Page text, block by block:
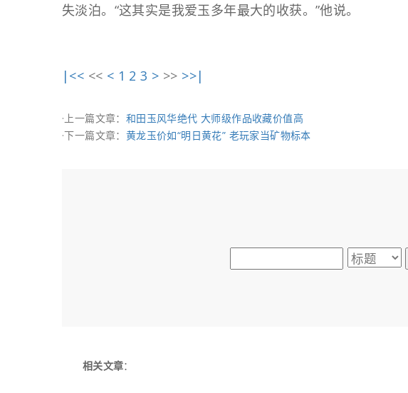
失淡泊。“这其实是我爱玉多年最大的收获。”他说。
|<< << < 1 2 3 > >> >>|
·上一篇文章： 和田玉风华绝代 大师级作品收藏价值高
·下一篇文章： 黄龙玉价如“明日黄花” 老玩家当矿物标本
相关文章：